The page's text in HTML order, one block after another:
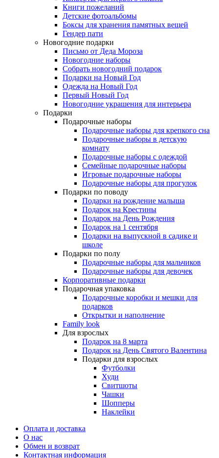
Книги пожеланий
Детские фотоальбомы
Боксы для хранения памятных вещей
Гендер пати
Новогодние подарки
Письмо от Деда Мороза
Новогодние наборы
Собрать новогодний подарок
Подарки на Новый Год
Одежда на Новый Год
Первый Новый Год
Новогодние украшения для интерьера
Подарки
Подарочные наборы
Подарочные наборы для крепкого сна
Подарочные наборы в детскую
комнату
Подарочные наборы с одеждой
Семейные подарочные наборы
Игровые подарочные наборы
Подарочные наборы для прогулок
Подарки по поводу
Подарки на рождение малыша
Подарок на Крестины
Подарок на День Рождения
Подарок на 1 сентября
Подарки на выпускной в садике и
школе
Подарки по полу
Подарочные наборы для мальчиков
Подарочные наборы для девочек
Корпоративные подарки
Подарочная упаковка
Подарочные коробки и мешки для
подарков
Открытки и наполнение
Family look
Для взрослых
Подарок на 8 марта
Подарок на День Святого Валентина
Подарки для взрослых
Футболки
Худи
Свитшоты
Чашки
Шопперы
Наклейки
Оплата и доставка
О нас
Обмен и возврат
Контактная информация